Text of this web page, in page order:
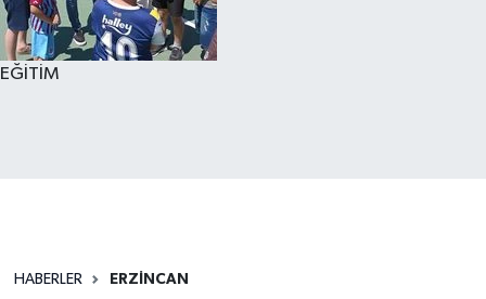
EĞİTİM
HABERLER ERZİNCAN